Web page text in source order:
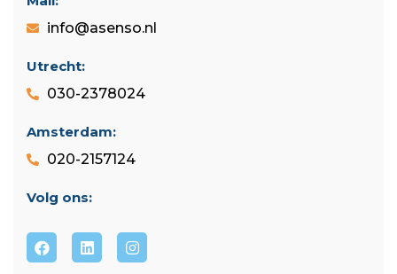
info@asenso.nl
Utrecht:
030-2378024
Amsterdam:
020-2157124
Volg ons: